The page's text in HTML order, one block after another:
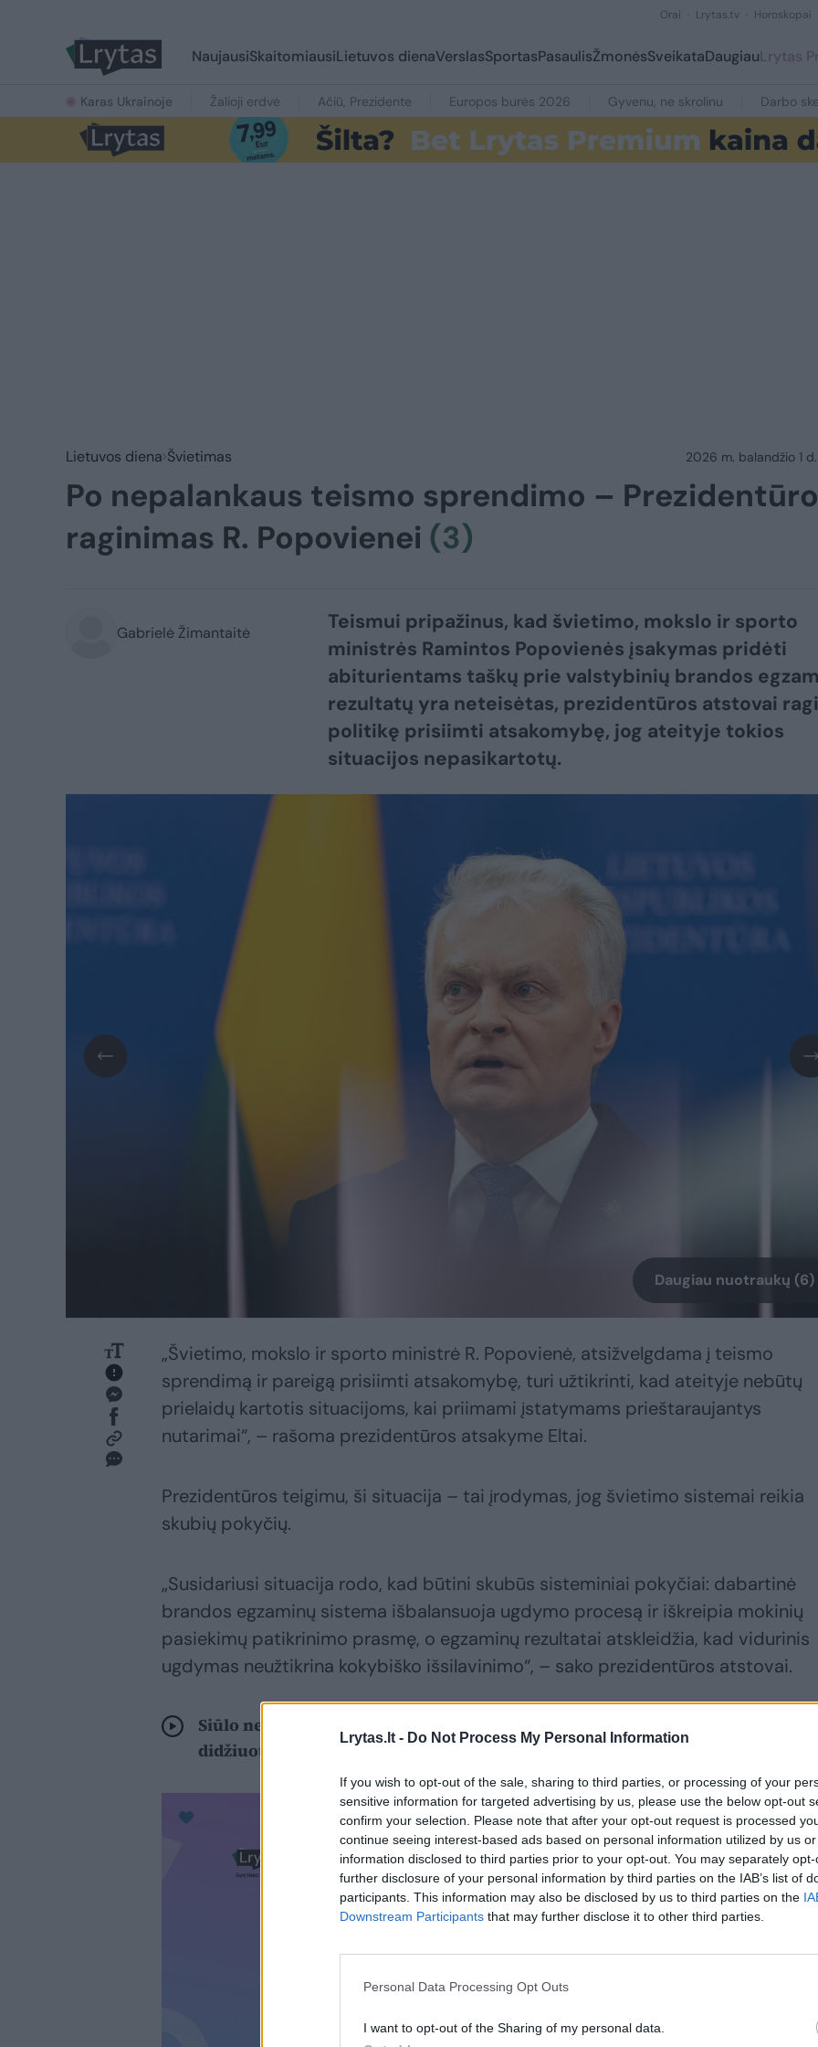
Lrytas.lt - Do Not Process My Personal Information
If you wish to opt-out of the sale, sharing to third parties, or processing of your
sensitive information for targeted advertising by us, please use the below opt-out
confirm your selection. Please note that after your opt-out request is processed
continue seeing interest-based ads based on personal information utilized by us
information disclosed to third parties prior to your opt-out. You may separately
further disclosure of your personal information by third parties on the IAB’s list of
participants. This information may also be disclosed by us to third parties on the
Downstream Participants that may further disclose it to other third parties.
Personal Data Processing Opt Outs
I want to opt-out of the Sharing of my personal data.
Orai Lrytas.tv Horoskopai
NaujausiSkaitomiausiLietuvos dienaVerslasSportasPasaulisŽmonėsSveikataDaugiauLrytas
Karas Ukrainoje Žalioji erdvė Ačiū, Prezidente Europos burės 2026 Gyvenu, ne skrolinu Darbo
Lietuvos diena Švietimas 2026 m. balandžio 1
Po nepalankaus teismo sprendimo –
raginimas R. Popovienei (3)
Gabrielė Žimantaitė
Teismui pripažinus, kad švietimo, mokslo ir sporto
ministrės Ramintos Popovienės įsakymas pridėti
abiturientams taškų prie valstybinių brandos
rezultatų yra neteisėtas, prezidentūros atstovai
politikę prisiimti atsakomybę, jog ateityje tokios
situacijos nepasikartotų.
Daugiau nuotraukų (6)
„Švietimo, mokslo ir sporto ministrė R. Popovienė, atsižvelgdama į teismo
sprendimą ir pareigą prisiimti atsakomybę, turi užtikrinti, kad ateityje nebūtų
prielaidų kartotis situacijoms, kai priimami įstatymams prieštaraujantys
nutarimai“, – rašoma prezidentūros atsakyme Eltai.
Prezidentūros teigimu, ši situacija – tai įrodymas, jog švietimo sistemai reikia
skubių pokyčių.
„Susidariusi situacija rodo, kad būtini skubūs sisteminiai pokyčiai: dabartinė
brandos egzaminų sistema išbalansuoja ugdymo procesą ir iškreipia mokinių
pasiekimų patikrinimo prasmę, o egzaminų rezultatai atskleidžia, kad vidurinis
ugdymas neužtikrina kokybiško išsilavinimo“, – sako prezidentūros atstovai.
Siūlo nenuvertinti Lietuvos švietimo ir siekti būti geriausiais: turime kuo
didžiuotis